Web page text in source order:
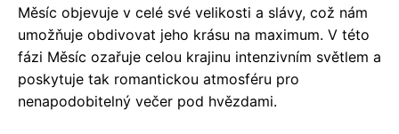
Měsíc objevuje v celé své velikosti a slávy, což nám
umožňuje obdivovat jeho krásu na maximum. V této
fázi Měsíc ozařuje celou krajinu intenzivním světlem a
poskytuje tak romantickou atmosféru pro
nenapodobitelný večer pod hvězdami.